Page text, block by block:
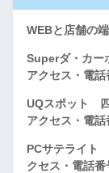
WEBと店舗の
Superダ・カー
アクセス・電話
UQスポット 四
アクセス・電話
PCサテライト
クセス・電話番